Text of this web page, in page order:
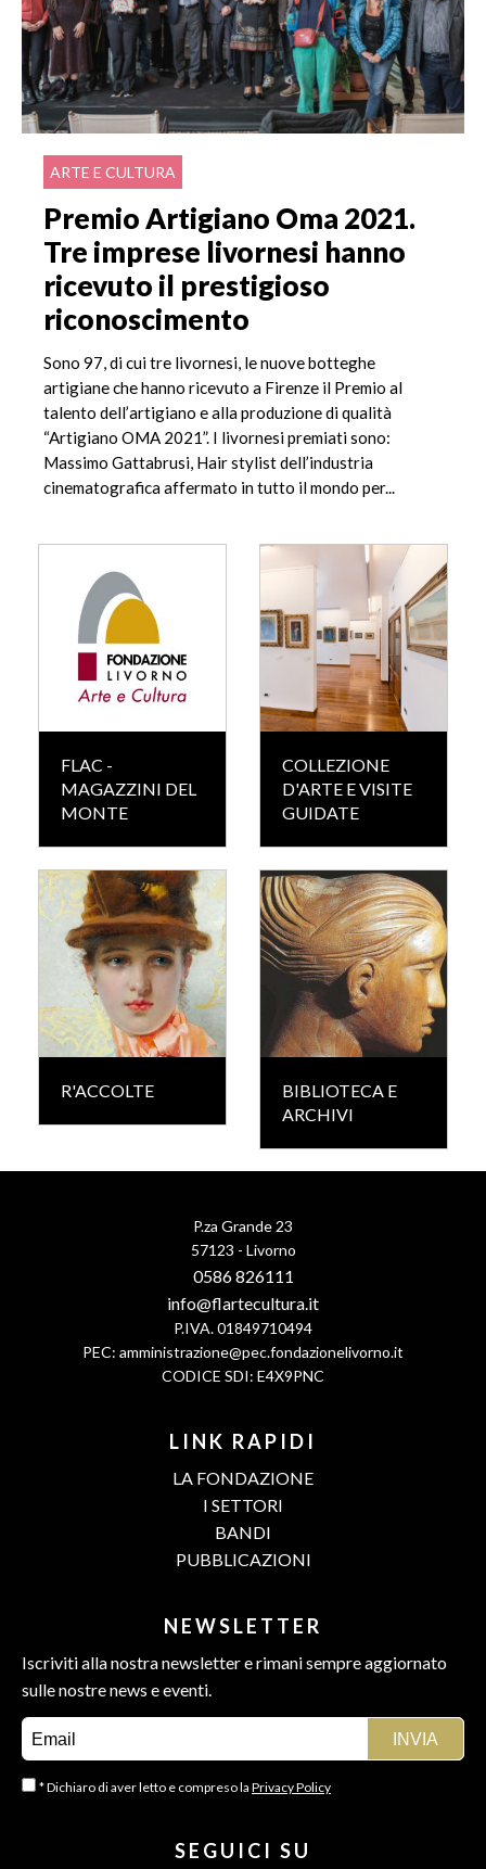
ARTE E CULTURA
Premio Artigiano Oma 2021.
Tre imprese livornesi hanno
ricevuto il prestigioso
riconoscimento
Sono 97, di cui tre livornesi, le nuove botteghe
artigiane che hanno ricevuto a Firenze il Premio al
talento dell’artigiano e alla produzione di qualità
“Artigiano OMA 2021”. I livornesi premiati sono:
Massimo Gattabrusi, Hair stylist dell’industria
cinematografica affermato in tutto il mondo per...
FLAC -
MAGAZZINI DEL
MONTE
COLLEZIONE
D'ARTE E VISITE
GUIDATE
R'ACCOLTE
BIBLIOTECA E
ARCHIVI
P.za Grande 23
57123 - Livorno
0586 826111
info@flartecultura.it
P.IVA. 01849710494
PEC: amministrazione@pec.fondazionelivorno.it
CODICE SDI: E4X9PNC
LINK RAPIDI
LA FONDAZIONE
I SETTORI
BANDI
PUBBLICAZIONI
NEWSLETTER
Iscriviti alla nostra newsletter e rimani sempre aggiornato
sulle nostre news e eventi.
* Dichiaro di aver letto e compreso la Privacy Policy
SEGUICI SU